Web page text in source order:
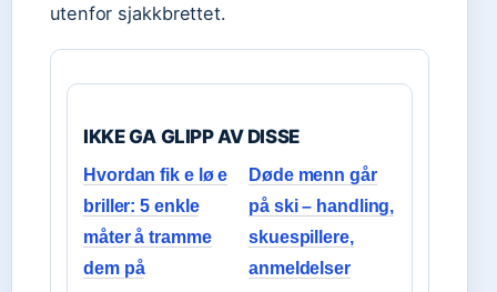
utenfor sjakkbrettet.
IKKE GA GLIPP AV DISSE
Hvordan fik e lø e
briller: 5 enkle
måter å tramme
dem på
Døde menn går
på ski – handling,
skuespillere,
anmeldelser